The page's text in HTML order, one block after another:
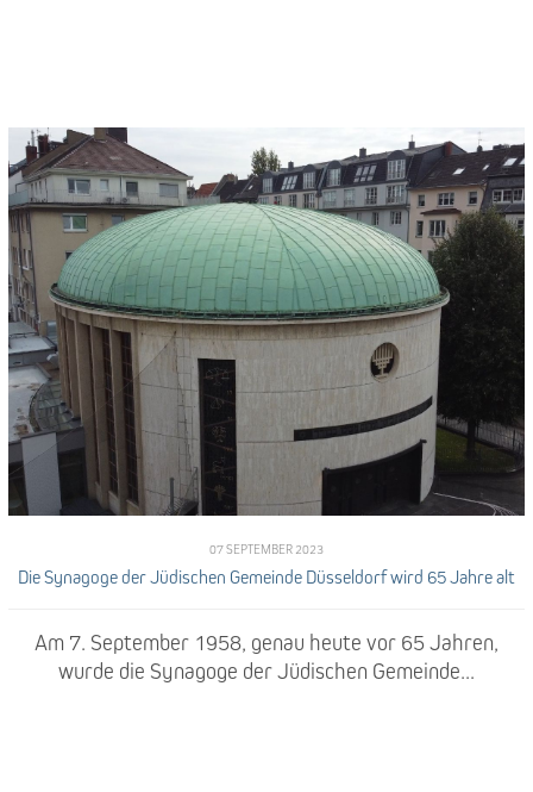
07 SEPTEMBER 2023
Die Synagoge der Jüdischen Gemeinde Düsseldorf wird 65 Jahre alt
Am 7. September 1958, genau heute vor 65 Jahren,
wurde die Synagoge der Jüdischen Gemeinde...